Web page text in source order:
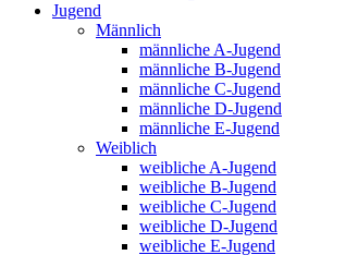
Jugend
Männlich
männliche A-Jugend
männliche B-Jugend
männliche C-Jugend
männliche D-Jugend
männliche E-Jugend
Weiblich
weibliche A-Jugend
weibliche B-Jugend
weibliche C-Jugend
weibliche D-Jugend
weibliche E-Jugend